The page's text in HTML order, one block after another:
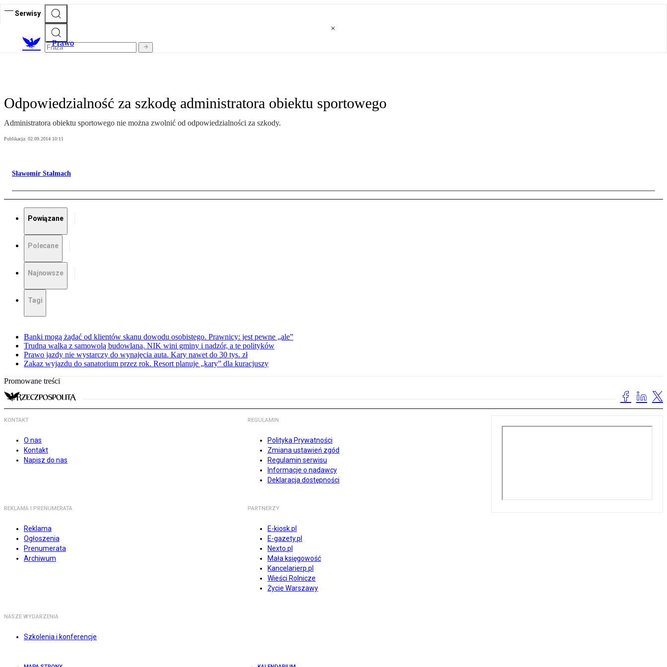
Serwisy
Prawo
Odpowiedzialność za szkodę administratora obiektu sportowego
Administratora obiektu sportowego nie można zwolnić od odpowiedzialności za szkody.
Publikacja: 02.09.2014 10:11
Sławomir Stalmach
Powiązane
Polecane
Najnowsze
Tagi
Banki mogą żądać od klientów skanu dowodu osobistego. Prawnicy: jest pewne „ale”
Trudna walka z samowolą budowlaną. NIK wini gminy i nadzór, a te polityków
Prawo jazdy nie wystarczy do wynajęcia auta. Kary nawet do 30 tys. zł
Zakaz wyjazdu do sanatorium przez rok. Resort planuje „kary” dla kuracjuszy
Promowane treści
KONTAKT
O nas
Kontakt
Napisz do nas
REGULAMIN
Polityka Prywatności
Zmiana ustawień zgód
Regulamin serwisu
Informacje o nadawcy
Deklaracja dostępności
REKLAMA I PRENUMERATA
Reklama
Ogłoszenia
Prenumerata
Archiwum
PARTNERZY
E-kiosk.pl
E-gazety.pl
Nexto.pl
Mała księgowość
Kancelarierp.pl
Wieści Rolnicze
Życie Warszawy
NASZE WYDARZENIA
Szkolenia i konferencje